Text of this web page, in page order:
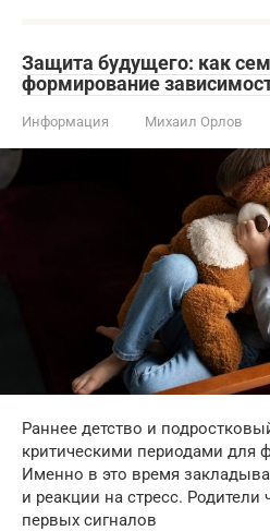
Защита будущего: как
формирование
Информация Михаил Орлов
Раннее детство и
критическими периодами для
Именно в это время
и реакции на стресс. Родители
первых сигналов